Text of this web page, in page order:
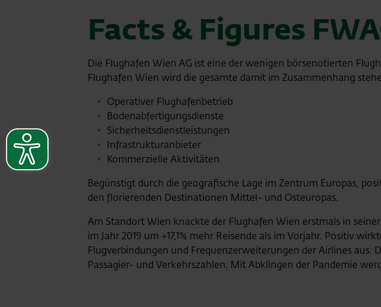
Facts & Figures
Die Flughafen Wien AG ist eine der wenigen börsenotierten
Flughafen Wien wird die gesamte damit im Zusammenhang
Operativer Flughafenbetrieb
Bodenabfertigungsdienste
Sicherheitsdienstleistungen
Infrastrukturanbieter
Kommerzielle Aktivitäten
Begünstigt durch die geografische Lage im Zentrum Europas,
den florierenden Destinationen Mittel- und Osteuropas.
Am Standort Wien knackte der Flughafen Wien erstmals in
im Jahr 2019 um +17,1% mehr Reisende als im Vorjahr. Positiv
Flugverbindungen und Frequenzerweiterungen der Airlines aus.
Passagier- und Verkehrszahlen. Mit Abklingen der Pandemie